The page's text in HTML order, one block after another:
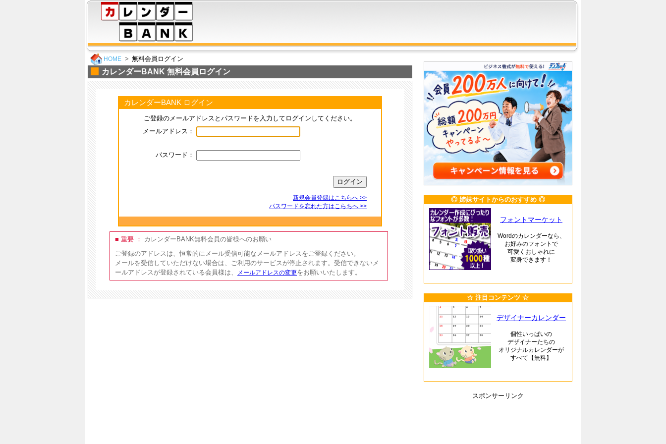
HOME 無料会員ログイン
カレンダーBANK 無料会員ログイン
カレンダーBANK ログイン
ご登録のメールアドレスとパスワードを入力してログインしてください。
メールアドレス：
パスワード：
新規会員登録はこちらへ >>
パスワードを忘れた方はこらちへ >>
■ 重要 ：
カレンダーBANK無料会員の皆様へのお願い
ご登録のアドレスは、恒常的にメール受信可能なメールアドレスをご登録ください。
メールを受信していただけない場合は、ご利用のサービスが停止されます。受信できないメ
ールアドレスが登録されている会員様は、
メールアドレスの変更をお願いいたします。
◎ 姉妹サイトからのおすすめ ◎
フォントマーケット
Wordのカレンダーなら、
お好みのフォントで
可愛くおしゃれに
変身できます！
☆ 注目コンテンツ ☆
デザイナーカレンダー
個性いっぱいの
デザイナーたちの
オリジナルカレンダーが
すべて【無料】
スポンサーリンク